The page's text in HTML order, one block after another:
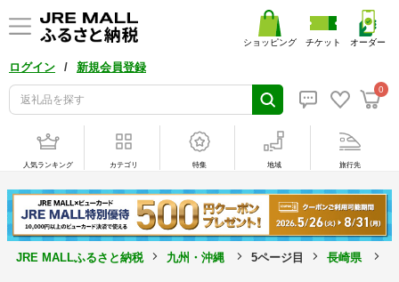
ログイン / 新規会員登録
0
ショッピング チケット オーダー
人気ランキング カテゴリ 特集 地域 旅行先
JRE MALLふるさと納税 九州・沖縄 5ページ目 長崎県